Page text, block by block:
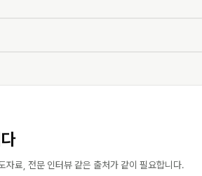
료, 전문 인터뷰 같은 출처가 같이 필요합니다.